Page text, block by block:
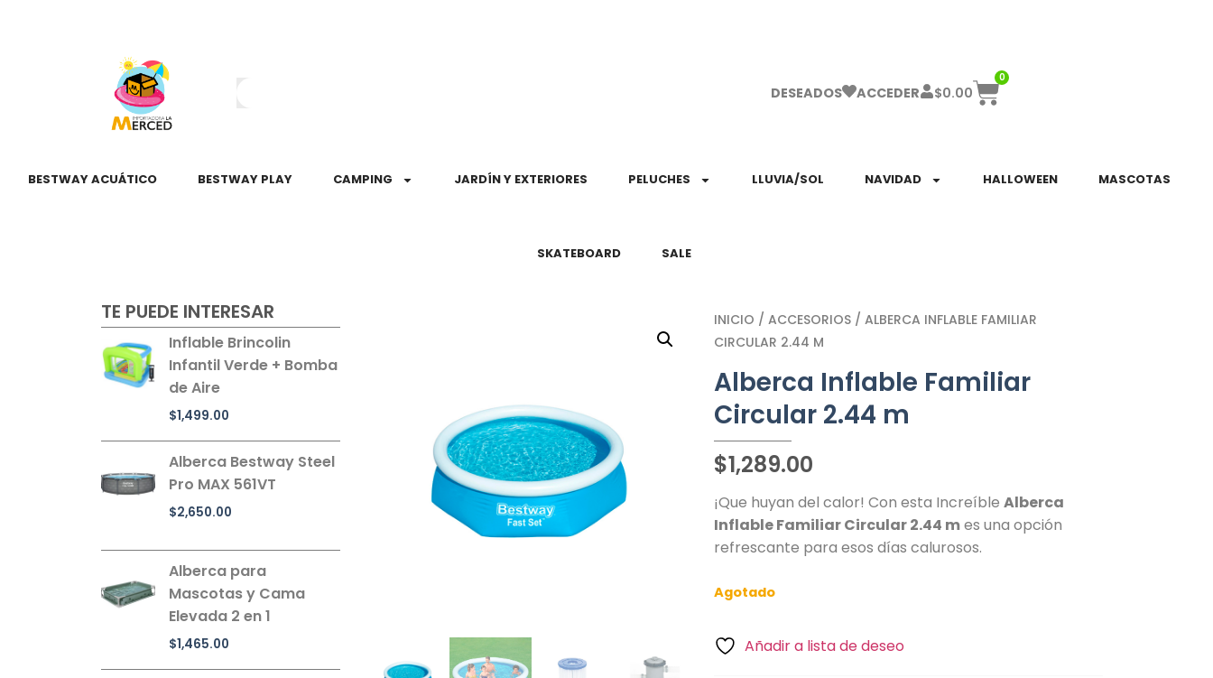
DESEADOS ACCEDER $0.00
0
BESTWAY ACUÁTICO BESTWAY PLAY CAMPING JARDÍN Y EXTERIORES PELUCHES LLUVIA/SOL NAVIDAD HALLOWEEN MASCOTAS
SKATEBOARD SALE
TE PUEDE INTERESAR
Inflable Brincolin
Infantil Verde + Bomba
de Aire
$1,499.00
Alberca Bestway Steel
Pro MAX 561VT
$2,650.00
Alberca para
Mascotas y Cama
Elevada 2 en 1
$1,465.00
INICIO /ACCESORIOS / ALBERCA INFLABLE FAMILIAR
CIRCULAR 2.44 M
Alberca Inflable Familiar
Circular 2.44 m
$1,289.00
¡Que huyan del calor! Con esta IncreíbleAlberca
Inflable Familiar Circular 2.44 mes una opción
refrescante para esos días calurosos.
Agotado
Añadir a lista de deseo